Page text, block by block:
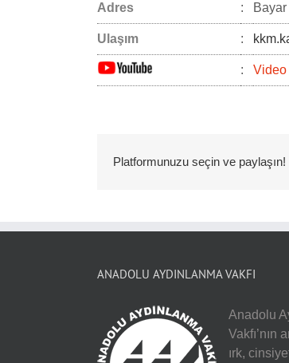
Adres :
Ulaşım :
: Video
Platformunuzu seçin ve paylaşın!
ANADOLU AYDINLANMA VAKFI
Anadolu
Vakfı’nın
ırk,